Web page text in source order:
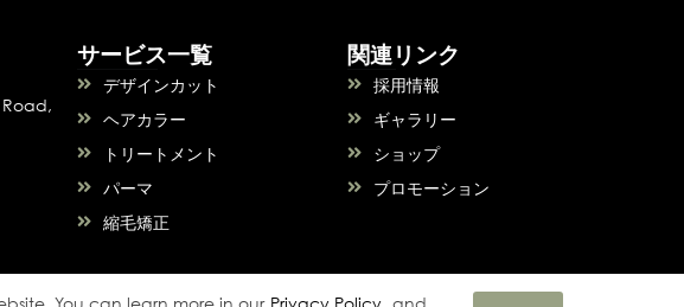
サービス一覧
デザインカット
ヘアカラー
トリートメント
パーマ
縮毛矯正
関連リンク
採用情報
ギャラリー
ショップ
プロモーション
You can learn more in our Privacy Policy , and